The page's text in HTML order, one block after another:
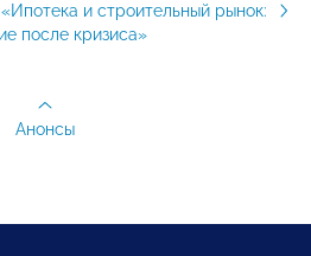
и строительный рынок:
после кризиса»
Анонсы